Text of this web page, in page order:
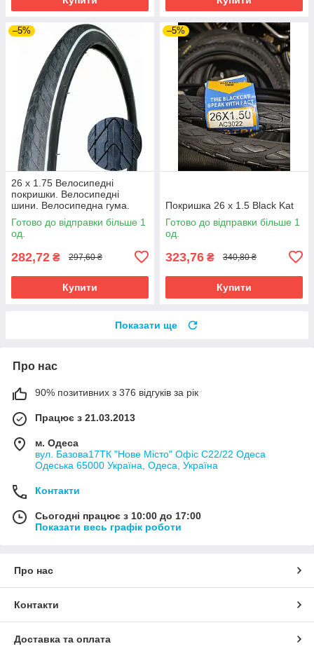
–5%
26 х 1.75 Велосипедні
покришки. Велосипедні
шини. Велосипедна гума.
Велопокришка Ракета
Готово до відправки більше 1
од.
282,72 ₴ 297,60 ₴
Купити
–5%
Покришка 26 х 1.5 Black Kat
Готово до відправки більше 1
од.
323,76 ₴ 340,80 ₴
Купити
Показати ще
Про нас
90% позитивних з 376 відгуків за рік
Працює з 21.03.2013
м. Одеса
вул. Базова17ТК "Нове Місто" Офіс С22/22 Одеса
Одеська 65000 Україна, Одеса, Україна
Контакти
Сьогодні працює з 10:00 до 17:00
Показати весь графік роботи
Про нас
Контакти
Доставка та оплата